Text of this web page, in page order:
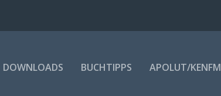
DOWNLOADS BUCHTIPPS APOLUT/KENFM